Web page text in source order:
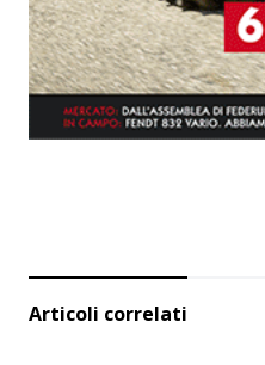
Articoli correlati